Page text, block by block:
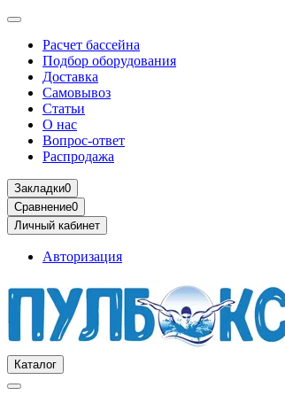
Расчет бассейна
Подбор оборудования
Доставка
Самовывоз
Статьи
О нас
Вопрос-ответ
Распродажа
Закладки0
Сравнение0
Личный кабинет
Авторизация
Каталог